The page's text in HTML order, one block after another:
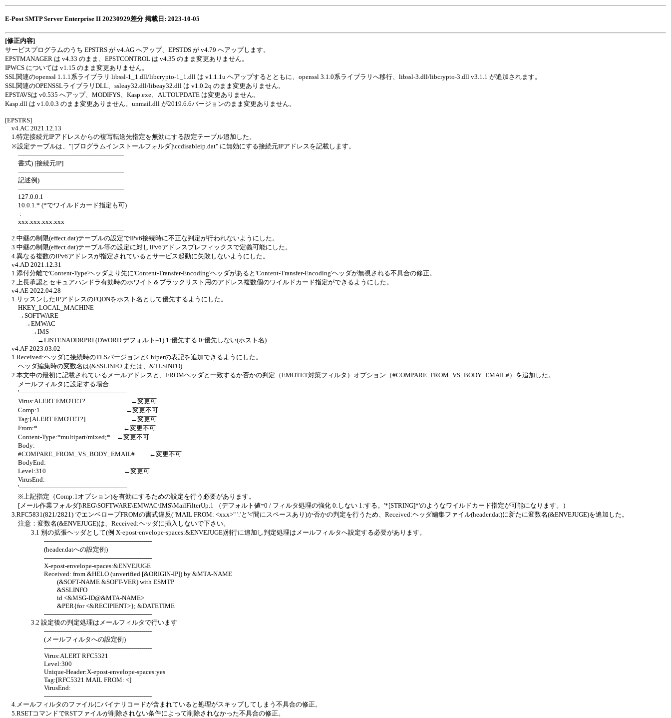
E-Post SMTP Server Enterprise II 20230929差分 掲載日: 2023-10-05
[修正内容]
サービスプログラムのうち EPSTRS が v4.AG へアップ、EPSTDS が v4.79 へアップします。
EPSTMANAGER は v4.33 のまま、EPSTCONTROL は v4.35 のまま変更ありません。
IPWCS については v1.15 のまま変更ありません。
SSL関連のopenssl 1.1.1系ライブラリ libssl-1_1.dll/libcrypto-1_1.dll は v1.1.1u へアップするとともに、openssl 3.1.0系ライブラリへ移行、libssl-3.dll/libcrypto-3.dll v3.1.1 が追加されます。
SSL関連のOPENSSLライブラリDLL、ssleay32.dll/libeay32.dll は v1.0.2q のまま変更ありません。
EPSTAVSは v0.535 へアップ、MODIFYS、Kasp.exe、AUTOUPDATE は変更ありません。
Kasp.dll は v1.0.0.3 のまま変更ありません。unmail.dll が2019.6.6バージョンのまま変更ありません。
[EPSTRS]
v4.AC 2021.12.13
1.特定接続元IPアドレスからの複写転送先指定を無効にする設定テーブル追加した。
※設定テーブルは、"[プログラムインストールフォルダ]\ccdisableip.dat" に無効にする接続元IPアドレスを記載します。
-----------------------------------------------------
書式) [接続元IP]
-----------------------------------------------------
記述例)
-----------------------------------------------------
127.0.0.1
10.0.1.* (*でワイルドカード指定も可)
:
xxx.xxx.xxx.xxx
-----------------------------------------------------
2.中継の制限(effect.dat)テーブルの設定でIPv6接続時に不正な判定が行われないようにした。
3.中継の制限(effect.dat)テーブル等の設定に対しIPv6アドレスプレフィックスで定義可能にした。
4.異なる複数のIPv6アドレスが指定されているとサービス起動に失敗しないようにした。
v4.AD 2021.12.31
1.添付分離で'Content-Type'ヘッダより先に'Content-Transfer-Encoding'ヘッダがあると'Content-Transfer-Encoding'ヘッダが無視される不具合の修正。
2.上長承認とセキュアハンドラ有効時のホワイト＆ブラックリスト用のアドレス複数個のワイルドカード指定ができるようにした。
v4.AE 2022.04.28
1.リッスンしたIPアドレスのFQDNをホスト名として優先するようにした。
HKEY_LOCAL_MACHINE
→SOFTWARE
→EMWAC
→IMS
→LISTENADDRPRI (DWORD デフォルト=1) 1:優先する 0:優先しない(ホスト名)
v4.AF 2023.03.02
1.Received:ヘッダに接続時のTLSバージョンとChiperの表記を追加できるようにした。
ヘッダ編集時の変数名は(&SSLINFO または、&TLSINFO)
2.本文中の最初に記載されているメールアドレスと、FROMヘッダと一致するか否かの判定（EMOTET対策フィルタ）オプション（#COMPARE_FROM_VS_BODY_EMAIL#）を追加した。
メールフィルタに設定する場合
'------------------------------------------------------
Virus:ALERT EMOTET? ←変更可
Comp:1 ←変更不可
Tag:[ALERT EMOTET?] ←変更可
From:* ←変更不可
Content-Type:*multipart/mixed;* ←変更不可
Body:
#COMPARE_FROM_VS_BODY_EMAIL# ←変更不可
BodyEnd:
Level:310 ←変更可
VirusEnd:
'------------------------------------------------------
※上記指定（Comp:1オプション)を有効にするための設定を行う必要があります。
[メール作業フォルダ]\REG\SOFTWARE\EMWAC\IMS\MailFilterUp.1 （デフォルト値=0 / フィルタ処理の強化 0:しない 1:する。'*[STRING]*'のようなワイルドカード指定が可能になります。）
3.RFC5831(821/2821) でエンベロープFROMの書式違反("MAIL FROM: <xxx>" ':'と'<'間にスペースあり)か否かの判定を行うため、Received:ヘッダ編集ファイル(header.dat)に新たに変数名(&ENVEJUGE)を追加した。
注意：変数名(&ENVEJUGE)は、Received:ヘッダに挿入しないで下さい。
3.1 別の拡張ヘッダとして(例 X-epost-envelope-spaces:&ENVEJUGE)別行に追加し判定処理はメールフィルタへ設定する必要があります。
------------------------------------------------------
(header.datへの設定例)
------------------------------------------------------
X-epost-envelope-spaces:&ENVEJUGE
Received: from &HELO (unverified [&ORIGIN-IP]) by &MTA-NAME
(&SOFT-NAME &SOFT-VER) with ESMTP
&SSLINFO
id <&MSG-ID@&MTA-NAME>
&PER{for <&RECIPIENT>}; &DATETIME
------------------------------------------------------
3.2 設定後の判定処理はメールフィルタで行います
------------------------------------------------------
(メールフィルタへの設定例)
------------------------------------------------------
Virus:ALERT RFC5321
Level:300
Unique-Header:X-epost-envelope-spaces:yes
Tag:[RFC5321 MAIL FROM: <]
VirusEnd:
------------------------------------------------------
4.メールフィルタのファイルにバイナリコードが含まれていると処理がスキップしてしまう不具合の修正。
5.RSETコマンドでRSTファイルが削除されない条件によって削除されなかった不具合の修正。